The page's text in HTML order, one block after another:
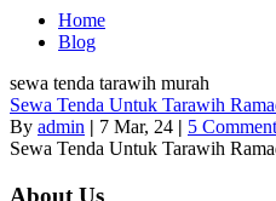
Home
Blog
sewa tenda tarawih murah
Sewa Tenda Untuk Tarawih
By admin | 7 Mar, 24 | 5
Sewa Tenda Untuk Tarawih
About Us